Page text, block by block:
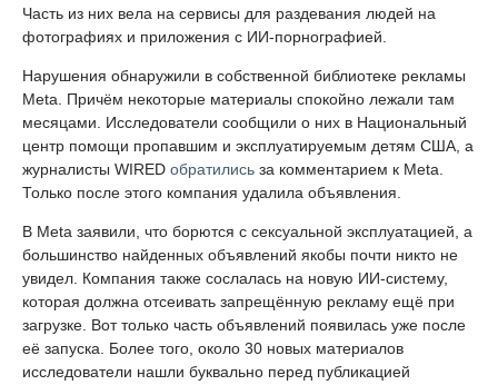
Часть из них вела на сервисы для раздевания людей на
фотографиях и приложения с ИИ-порнографией.
Нарушения обнаружили в собственной библиотеке рекламы
Meta. Причём некоторые материалы спокойно лежали там
месяцами. Исследователи сообщили о них в Национальный
центр помощи пропавшим и эксплуатируемым детям США, а
журналисты WIRED обратились за комментарием к Meta.
Только после этого компания удалила объявления.
В Meta заявили, что борются с сексуальной эксплуатацией, а
большинство найденных объявлений якобы почти никто не
увидел. Компания также сослалась на новую ИИ-систему,
которая должна отсеивать запрещённую рекламу ещё при
загрузке. Вот только часть объявлений появилась уже после
её запуска. Более того, около 30 новых материалов
исследователи нашли буквально перед публикацией